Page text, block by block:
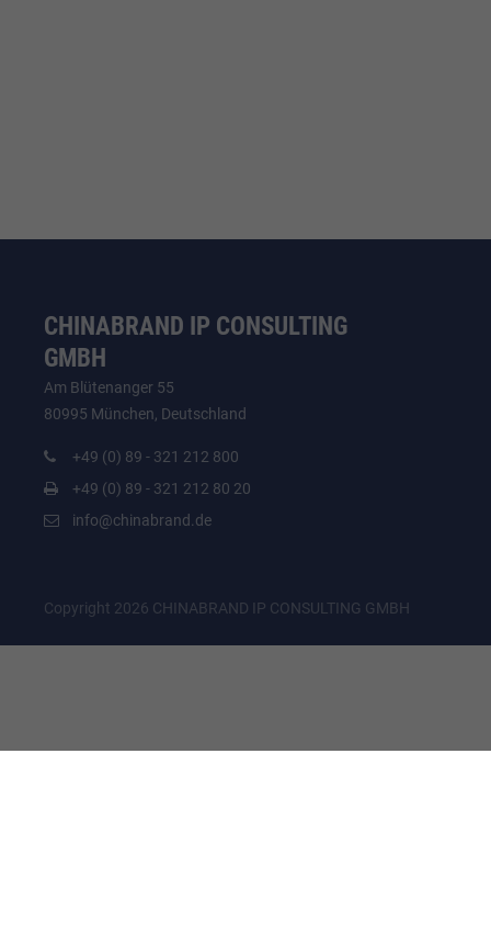
CHINABRAND IP CONSULTING
GMBH
Am Blütenanger 55
80995 München, Deutschland
+49 (0) 89 - 321 212 800
+49 (0) 89 - 321 212 80 20
info@chinabrand.de
Copyright 2026 CHINABRAND IP CONSULTING GMBH